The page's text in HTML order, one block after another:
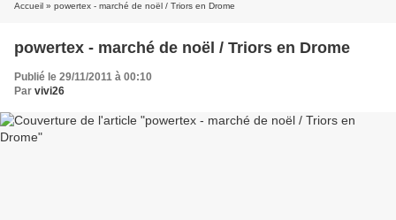
Accueil » powertex - marché de noël / Triors en Drome
powertex - marché de noël / Triors en Drome
Publié le 29/11/2011 à 00:10
Par vivi26